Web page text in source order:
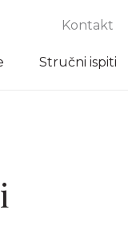
Kontakt
Stručni ispiti